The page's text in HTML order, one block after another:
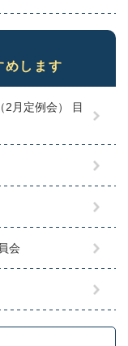
めします
2月定例会） 目
会